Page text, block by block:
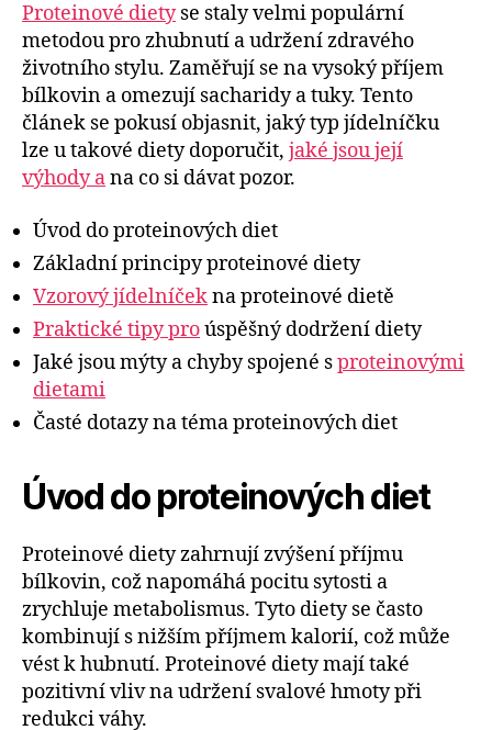
Proteinové dietyse staly velmi populární
metodou pro zhubnutí a udržení zdravého
životního stylu. Zaměřují se na vysoký příjem
bílkovin a omezují sacharidy a tuky. Tento
článek se pokusí objasnit, jaký typ jídelníčku
lze u takové diety doporučit, jaké jsou její
výhody ana co si dávat pozor.
Úvod do proteinových diet
Základní principy proteinové diety
Vzorový jídelníčekna proteinové dietě
Praktické tipy proúspěšný dodržení diety
Jaké jsou mýty a chyby spojené sproteinovými
dietami
Časté dotazy na téma proteinových diet
Úvod do proteinových diet
Proteinové diety zahrnují zvýšení příjmu
bílkovin, což napomáhá pocitu sytosti a
zrychluje metabolismus. Tyto diety se často
kombinují s nižším příjmem kalorií, což může
vést k hubnutí. Proteinové diety mají také
pozitivní vliv na udržení svalové hmoty při
redukci váhy.